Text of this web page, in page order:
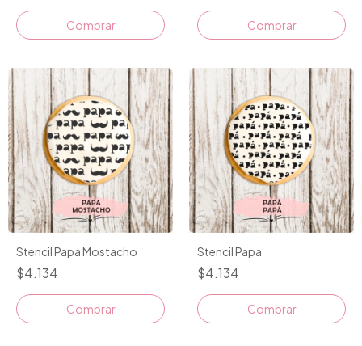
Stencil Papa Mostacho
$4.134
Stencil Papa
$4.134